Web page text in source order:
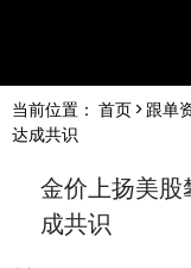
English
简体中文
当前位置： 首页> 跟单
达成共识
金价上扬美
成共识